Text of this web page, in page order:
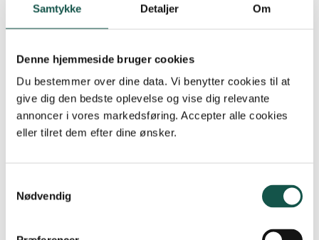
Samtykke Detaljer Om
Denne hjemmeside bruger cookies
Du bestemmer over dine data. Vi benytter cookies til at
give dig den bedste oplevelse og vise dig relevante
annoncer i vores markedsføring. Accepter alle cookies
eller tilret dem efter dine ønsker.
Nødvendig